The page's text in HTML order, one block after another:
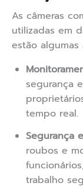
As câmeras
utilizadas em
estão algumas
segurança
tempo real.
Segurança
roubos e
trabalho